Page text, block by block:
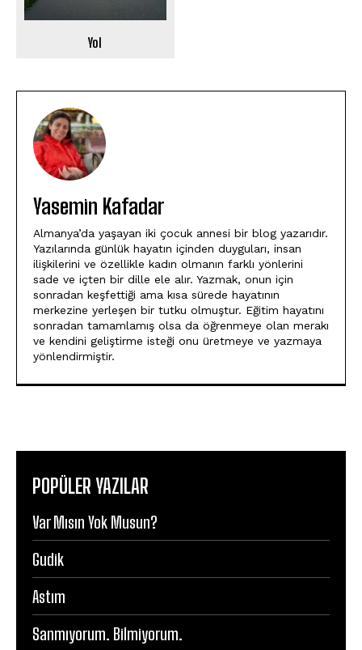
Yol
Yasemin Kafadar
Almanya’da yaşayan iki çocuk annesi bir blog yazarıdır.
Yazılarında günlük hayatın içinden duyguları, insan
ilişkilerini ve özellikle kadın olmanın farklı yönlerini
sade ve içten bir dille ele alır. Yazmak, onun için
sonradan keşfettiği ama kısa sürede hayatının
merkezine yerleşen bir tutku olmuştur. Eğitim hayatını
sonradan tamamlamış olsa da öğrenmeye olan merakı
ve kendini geliştirme isteği onu üretmeye ve yazmaya
yönlendirmiştir.
POPÜLER YAZILAR
Var Mısın Yok Musun?
Gudik
Astım
Sanmıyorum. Bilmiyorum.